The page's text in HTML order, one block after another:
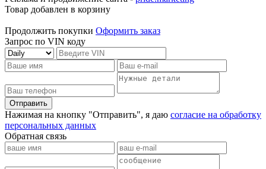
Товар добавлен в корзину
Продолжить покупки Оформить заказ
Запрос по VIN коду
Отправить
Нажимая на кнопку "Отправить", я даю согласие на обработку
персональных данных
Обратная связь